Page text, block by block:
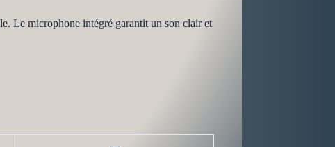
Le microphone intégré garantit un son clair et